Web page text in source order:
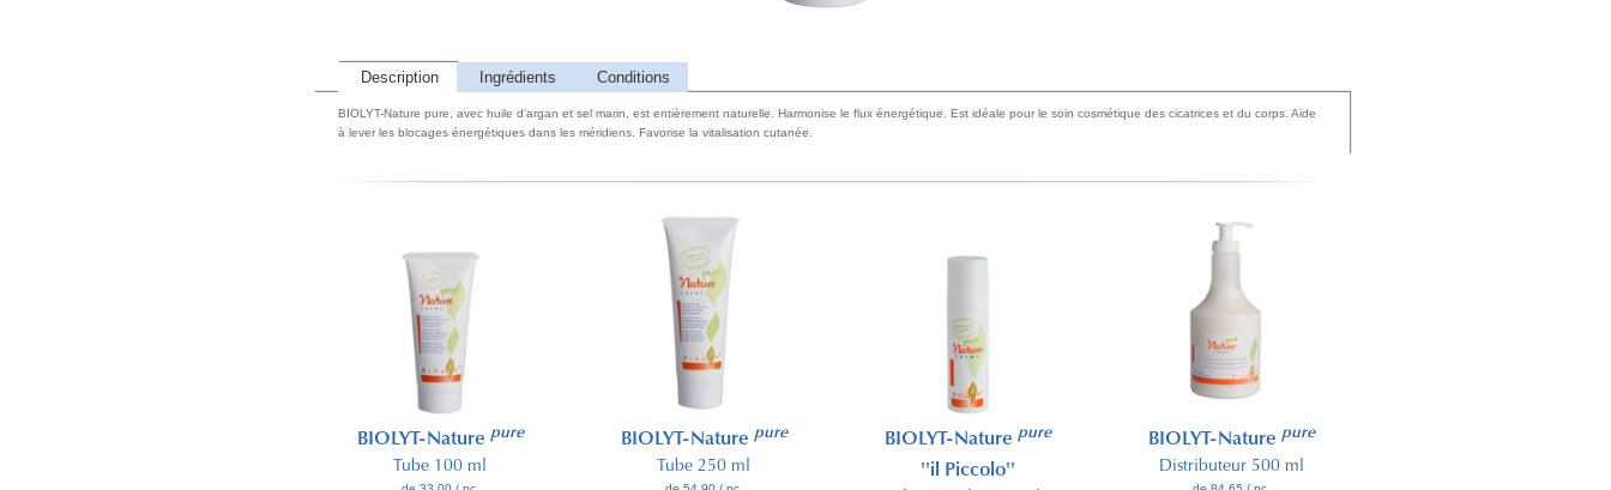
Description Ingrédients Conditions
BIOLYT-Nature pure, avec huile d’argan et sel marin, est entièrement naturelle. Harmonise le flux énergétique. Est idéale pour le soin cosmétique des cicatrices et du corps. Aide
à lever les blocages énergétiques dans les méridiens. Favorise la vitalisation cutanée.
BIOLYT-Nature pure
Tube 100 ml
BIOLYT-Nature pure
Tube 250 ml
BIOLYT-Nature pure
''il Piccolo''
BIOLYT-Nature pure
Distributeur 500 ml